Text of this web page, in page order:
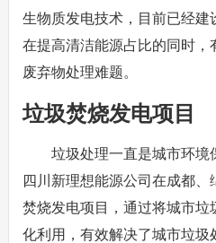
生物质发电技术，目前已经建
在提高清洁能源占比的同时，
废弃物处理难题。
垃圾焚烧发电项目
垃圾处理一直是城市环境
四川新理想能源公司在成都
焚烧发电项目，通过将城市垃
化利用，有效解决了城市垃圾